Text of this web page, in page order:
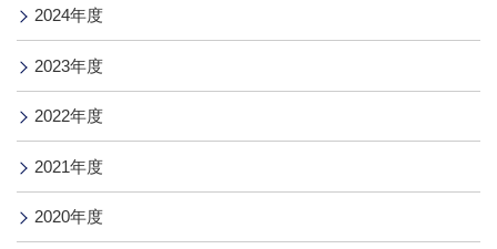
2024年度
2023年度
2022年度
2021年度
2020年度